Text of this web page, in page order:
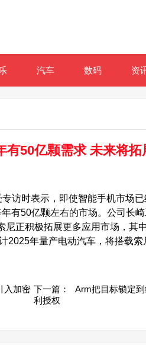
汽车 数码 资
50亿颗需求 未来将
时表示，即使智能手机市场已
有50亿颗左右的市场。公司长
正积极拓展更多应用市场，其
2025年量产电动汽车，将搭载索
入加密 下一篇：
Arm把目标锁定
利授权